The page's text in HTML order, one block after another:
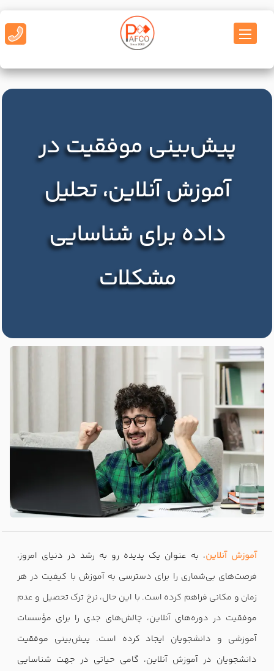
پیش‌بینی موفقیت در
آموزش آنلاین، تحلیل
داده برای شناسایی
مشکلات
آموزش آنلاین، به عنوان یک پدیده رو به رشد در دنیای امروز،
فرصت‌های بی‌شماری را برای دسترسی به آموزش با کیفیت در هر
زمان و مکانی فراهم کرده است. با این حال، نرخ ترک تحصیل و عدم
موفقیت در دوره‌های آنلاین، چالش‌های جدی را برای مؤسسات
آموزشی و دانشجویان ایجاد کرده است. پیش‌بینی موفقیت
دانشجویان در آموزش آنلاین، گامی حیاتی در جهت شناسایی